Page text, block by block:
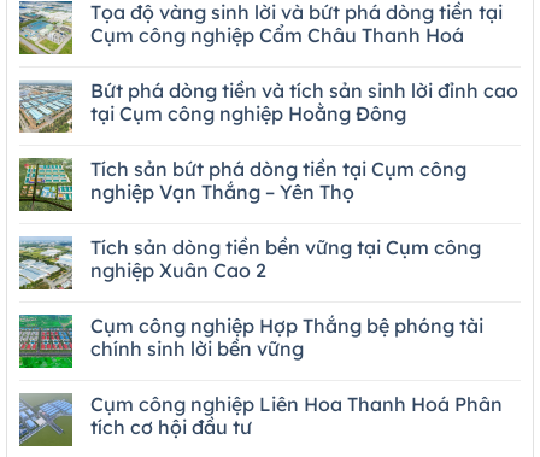
Tọa độ vàng sinh lời và bứt phá dòng tiền tại
Cụm công nghiệp Cẩm Châu Thanh Hoá
Bứt phá dòng tiền và tích sản sinh lời đỉnh cao
tại Cụm công nghiệp Hoằng Đông
Tích sản bứt phá dòng tiền tại Cụm công
nghiệp Vạn Thắng – Yên Thọ
Tích sản dòng tiền bền vững tại Cụm công
nghiệp Xuân Cao 2
Cụm công nghiệp Hợp Thắng bệ phóng tài
chính sinh lời bền vững
Cụm công nghiệp Liên Hoa Thanh Hoá Phân
tích cơ hội đầu tư